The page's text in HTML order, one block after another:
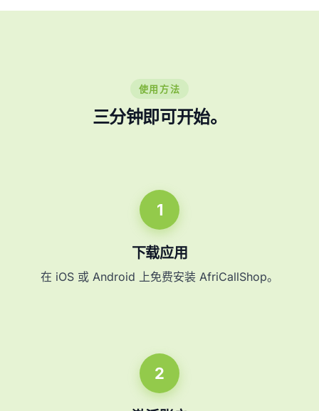
使用方法
三分钟即可开始。
1
下载应用
在 iOS 或 Android 上免费安装 AfriCallShop。
2